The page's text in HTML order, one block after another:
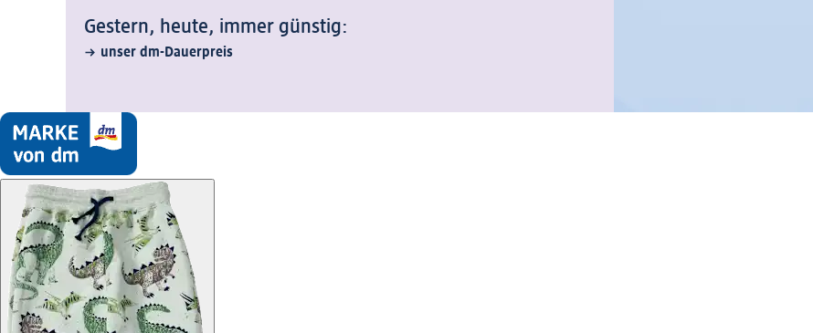
Gestern, heute, immer günstig:
unser dm-Dauerpreis